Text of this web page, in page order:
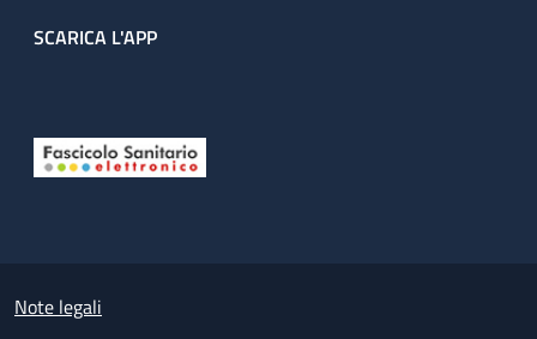
SCARICA L'APP
Small prints
Note legali